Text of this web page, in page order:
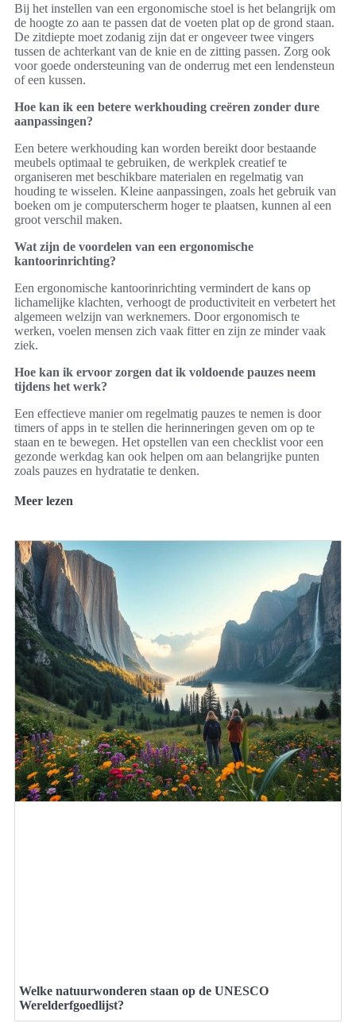
Bij het instellen van een ergonomische stoel is het belangrijk om
de hoogte zo aan te passen dat de voeten plat op de grond staan.
De zitdiepte moet zodanig zijn dat er ongeveer twee vingers
tussen de achterkant van de knie en de zitting passen. Zorg ook
voor goede ondersteuning van de onderrug met een lendensteun
of een kussen.
Hoe kan ik een betere werkhouding creëren zonder dure
aanpassingen?
Een betere werkhouding kan worden bereikt door bestaande
meubels optimaal te gebruiken, de werkplek creatief te
organiseren met beschikbare materialen en regelmatig van
houding te wisselen. Kleine aanpassingen, zoals het gebruik van
boeken om je computerscherm hoger te plaatsen, kunnen al een
groot verschil maken.
Wat zijn de voordelen van een ergonomische
kantoorinrichting?
Een ergonomische kantoorinrichting vermindert de kans op
lichamelijke klachten, verhoogt de productiviteit en verbetert het
algemeen welzijn van werknemers. Door ergonomisch te
werken, voelen mensen zich vaak fitter en zijn ze minder vaak
ziek.
Hoe kan ik ervoor zorgen dat ik voldoende pauzes neem
tijdens het werk?
Een effectieve manier om regelmatig pauzes te nemen is door
timers of apps in te stellen die herinneringen geven om op te
staan en te bewegen. Het opstellen van een checklist voor een
gezonde werkdag kan ook helpen om aan belangrijke punten
zoals pauzes en hydratatie te denken.
Meer lezen
Welke natuurwonderen staan op de UNESCO
Werelderfgoedlijst?